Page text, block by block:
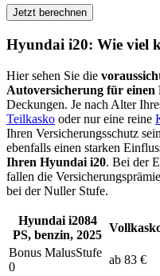
Jetzt berechnen
Hyundai i20: Wie viel
Hier sehen Sie die
Autoversicherung für einen
Deckungen. Je nach Alter
Teilkasko oder nur eine reine
Ihren Versicherungsschutz
ebenfalls einen starken
Ihren Hyundai i20. Bei der
fallen die
bei der Nuller Stufe.
Hyundai i2084
PS, benzin, 2025
Bonus MalusStufe
0
ab 83 €